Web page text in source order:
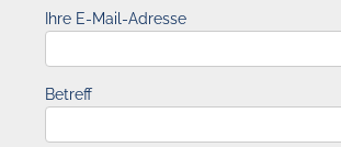
Ihre E-Mail-Adresse
Betreff